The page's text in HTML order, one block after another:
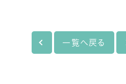
一覧へ戻る